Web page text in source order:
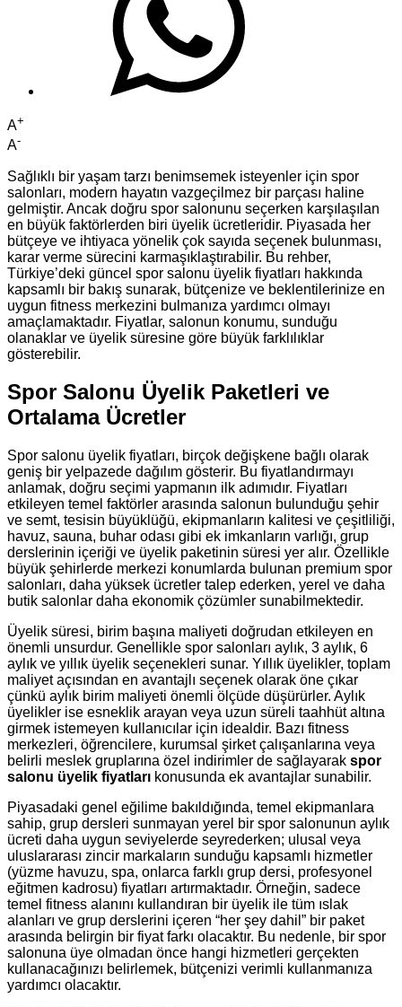
A+
A-
Sağlıklı bir yaşam tarzı benimsemek isteyenler için spor
salonları, modern hayatın vazgeçilmez bir parçası haline
gelmiştir. Ancak doğru spor salonunu seçerken karşılaşılan
en büyük faktörlerden biri üyelik ücretleridir. Piyasada her
bütçeye ve ihtiyaca yönelik çok sayıda seçenek bulunması,
karar verme sürecini karmaşıklaştırabilir. Bu rehber,
Türkiye’deki güncel spor salonu üyelik fiyatları hakkında
kapsamlı bir bakış sunarak, bütçenize ve beklentilerinize en
uygun fitness merkezini bulmanıza yardımcı olmayı
amaçlamaktadır. Fiyatlar, salonun konumu, sunduğu
olanaklar ve üyelik süresine göre büyük farklılıklar
gösterebilir.
Spor Salonu Üyelik Paketleri ve
Ortalama Ücretler
Spor salonu üyelik fiyatları, birçok değişkene bağlı olarak
geniş bir yelpazede dağılım gösterir. Bu fiyatlandırmayı
anlamak, doğru seçimi yapmanın ilk adımıdır. Fiyatları
etkileyen temel faktörler arasında salonun bulunduğu şehir
ve semt, tesisin büyüklüğü, ekipmanların kalitesi ve çeşitliliği,
havuz, sauna, buhar odası gibi ek imkanların varlığı, grup
derslerinin içeriği ve üyelik paketinin süresi yer alır. Özellikle
büyük şehirlerde merkezi konumlarda bulunan premium spor
salonları, daha yüksek ücretler talep ederken, yerel ve daha
butik salonlar daha ekonomik çözümler sunabilmektedir.
Üyelik süresi, birim başına maliyeti doğrudan etkileyen en
önemli unsurdur. Genellikle spor salonları aylık, 3 aylık, 6
aylık ve yıllık üyelik seçenekleri sunar. Yıllık üyelikler, toplam
maliyet açısından en avantajlı seçenek olarak öne çıkar
çünkü aylık birim maliyeti önemli ölçüde düşürürler. Aylık
üyelikler ise esneklik arayan veya uzun süreli taahhüt altına
girmek istemeyen kullanıcılar için idealdir. Bazı fitness
merkezleri, öğrencilere, kurumsal şirket çalışanlarına veya
belirli meslek gruplarına özel indirimler de sağlayarak spor
salonu üyelik fiyatları konusunda ek avantajlar sunabilir.
Piyasadaki genel eğilime bakıldığında, temel ekipmanlara
sahip, grup dersleri sunmayan yerel bir spor salonunun aylık
ücreti daha uygun seviyelerde seyrederken; ulusal veya
uluslararası zincir markaların sunduğu kapsamlı hizmetler
(yüzme havuzu, spa, onlarca farklı grup dersi, profesyonel
eğitmen kadrosu) fiyatları artırmaktadır. Örneğin, sadece
temel fitness alanını kullandıran bir üyelik ile tüm ıslak
alanları ve grup derslerini içeren “her şey dahil” bir paket
arasında belirgin bir fiyat farkı olacaktır. Bu nedenle, bir spor
salonuna üye olmadan önce hangi hizmetleri gerçekten
kullanacağınızı belirlemek, bütçenizi verimli kullanmanıza
yardımcı olacaktır.